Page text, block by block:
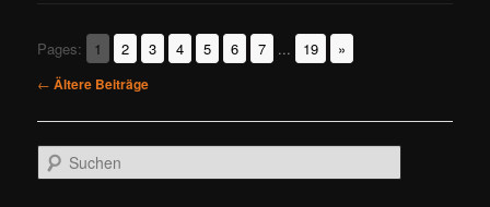
Pages: 1 2 3 4 5 6 7 ... 19
»
Beitragsnavigation
← Ältere Beiträge
u